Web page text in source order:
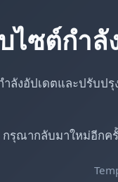
ไซต์กำ
ลังอัปเดตและปรับป
กรุณากลับมาใหม่อีกค